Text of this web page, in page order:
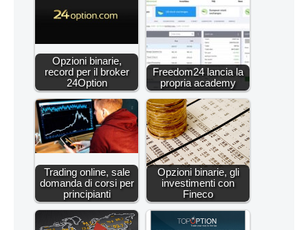
Opzioni binarie,
record per il broker
24Option
Freedom24 lancia la
propria academy
Trading online, sale
domanda di corsi per
principianti
Opzioni binarie, gli
investimenti con
Fineco